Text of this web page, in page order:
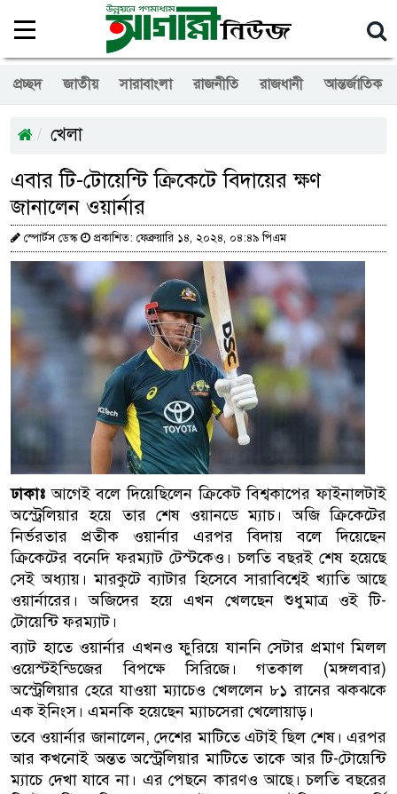
প্রচ্ছদ জাতীয় সারাবাংলা রাজনীতি রাজধানী আন্তর্জাতিক
খেলা
এবার টি-টোয়েন্টি ক্রিকেটে বিদায়ের ক্ষণ
জানালেন ওয়ার্নার
স্পোর্টস ডেস্ক প্রকাশিত: ফেব্রুয়ারি ১৪, ২০২৪, ০৪:৪৯ পিএম
ঢাকাঃ আগেই বলে দিয়েছিলেন ক্রিকেট বিশ্বকাপের ফাইনালটাই
অস্ট্রেলিয়ার হয়ে তার শেষ ওয়ানডে ম্যাচ। অজি ক্রিকেটের
নির্ভরতার প্রতীক ওয়ার্নার এরপর বিদায় বলে দিয়েছেন
ক্রিকেটের বনেদি ফরম্যাট টেস্টকেও। চলতি বছরই শেষ হয়েছে
সেই অধ্যায়। মারকুটে ব্যাটার হিসেবে সারাবিশ্বেই খ্যাতি আছে
ওয়ার্নারের। অজিদের হয়ে এখন খেলছেন শুধুমাত্র ওই টি-
টোয়েন্টি ফরম্যাট।
ব্যাট হাতে ওয়ার্নার এখনও ফুরিয়ে যাননি সেটার প্রমাণ মিলল
ওয়েস্টইন্ডিজের বিপক্ষে সিরিজে। গতকাল (মঙ্গলবার)
অস্ট্রেলিয়ার হেরে যাওয়া ম্যাচেও খেললেন ৮১ রানের ঝকঝকে
এক ইনিংস। এমনকি হয়েছেন ম্যাচসেরা খেলোয়াড়।
তবে ওয়ার্নার জানালেন, দেশের মাটিতে এটাই ছিল শেষ। এরপর
আর কখনোই অন্তত অস্ট্রেলিয়ার মাটিতে তাকে আর টি-টোয়েন্টি
ম্যাচে দেখা যাবে না। এর পেছনে কারণও আছে। চলতি বছরের